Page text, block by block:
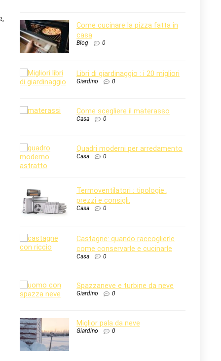
Come cucinare la pizza fatta in
casa
Blog 0
Libri di giardinaggio : i 20 migliori
Giardino 0
Come scegliere il materasso
Casa 0
Quadri moderni per arredamento
Casa 0
Termoventilatori : tipologie ,
prezzi e consigli.
Casa 0
Castagne: quando raccoglierle
come conservarle e cucinarle
Casa 0
Spazzaneve e turbine da neve
Giardino 0
Miglior pala da neve
Giardino 0